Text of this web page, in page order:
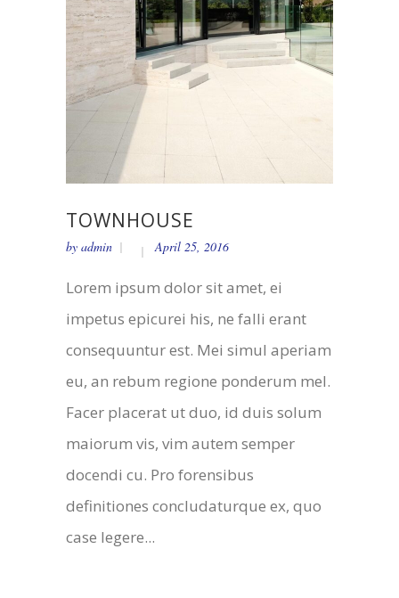
TOWNHOUSE
by admin April 25, 2016
Lorem ipsum dolor sit amet, ei
impetus epicurei his, ne falli erant
consequuntur est. Mei simul aperiam
eu, an rebum regione ponderum mel.
Facer placerat ut duo, id duis solum
maiorum vis, vim autem semper
docendi cu. Pro forensibus
definitiones concludaturque ex, quo
case legere...